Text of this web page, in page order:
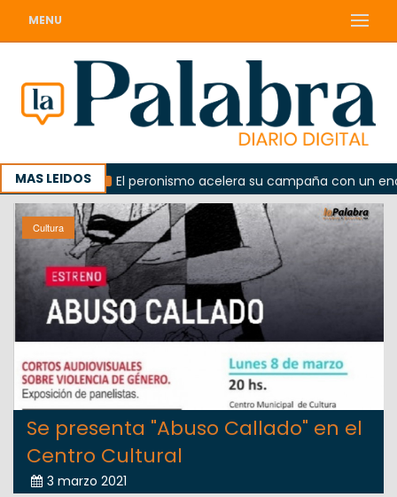
MENU
MAS LEIDOSEl peronismo acelera su campaña con un
Cultura
Se presenta "Abuso Callado" en el
Centro Cultural
3 marzo 2021